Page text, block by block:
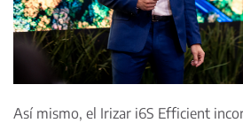
Así mismo, el Irizar i6S Efficient